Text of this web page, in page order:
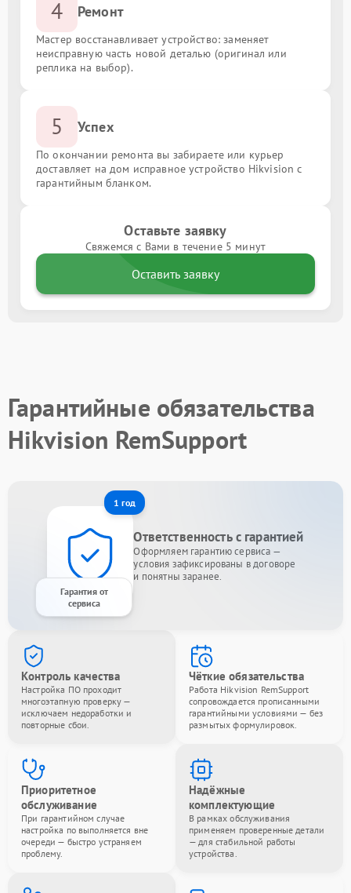
4 Ремонт
Мастер восстанавливает устройство: заменяет
неисправную часть новой деталью (оригинал или
реплика на выбор).
5 Успех
По окончании ремонта вы забираете или курьер
доставляет на дом исправное устройство Hikvision с
гарантийным бланком.
Оставьте заявку
Свяжемся с Вами в течение 5 минут
Оставить заявку
Гарантийные обязательства
Hikvision RemSupport
1 год
Гарантия от
сервиса
Ответственность с гарантией
Оформляем гарантию сервиса —
условия зафиксированы в договоре
и понятны заранее.
Контроль качества
Настройка ПО проходит
многоэтапную проверку —
исключаем недоработки и
повторные сбои.
Чёткие обязательства
Работа Hikvision RemSupport
сопровождается прописанными
гарантийными условиями — без
размытых формулировок.
Приоритетное
обслуживание
При гарантийном случае
настройка по выполняется вне
очереди — быстро устраняем
проблему.
Надёжные
комплектующие
В рамках обслуживания
применяем проверенные детали
— для стабильной работы
устройства.